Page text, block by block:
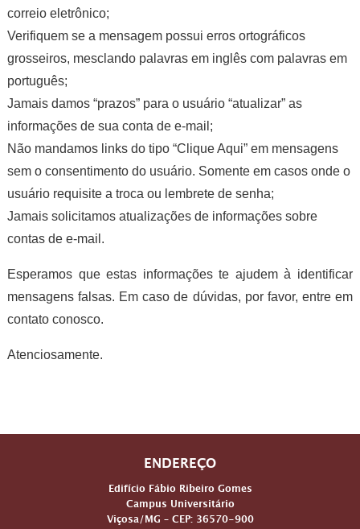
correio eletrônico;
Verifiquem se a mensagem possui erros ortográficos
grosseiros, mesclando palavras em inglês com palavras em
português;
Jamais damos “prazos” para o usuário “atualizar” as
informações de sua conta de e-mail;
Não mandamos links do tipo “Clique Aqui” em mensagens
sem o consentimento do usuário. Somente em casos onde o
usuário requisite a troca ou lembrete de senha;
Jamais solicitamos atualizações de informações sobre
contas de e-mail.
Esperamos que estas informações te ajudem à identificar
mensagens falsas. Em caso de dúvidas, por favor, entre em
contato conosco.
Atenciosamente.
ENDEREÇO
Edifício Fábio Ribeiro Gomes
Campus Universitário
Viçosa/MG – CEP: 36570-900